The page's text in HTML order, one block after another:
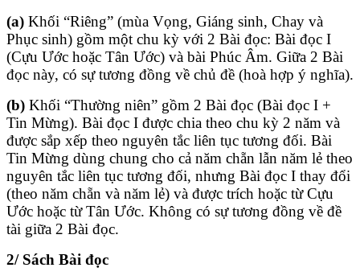
(a) Khối “Riêng” (mùa Vọng, Giáng sinh, Chay và
Phục sinh) gồm một chu kỳ với 2 Bài đọc: Bài đọc I
(Cựu Ước hoặc Tân Ước) và bài Phúc Âm. Giữa 2 Bài
đọc này, có sự tương đồng về chủ đề (hoà hợp ý nghĩa).
(b) Khối “Thường niên” gồm 2 Bài đọc (Bài đọc I +
Tin Mừng). Bài đọc I được chia theo chu kỳ 2 năm và
được sắp xếp theo nguyên tắc liên tục tương đối. Bài
Tin Mừng dùng chung cho cả năm chẵn lẫn năm lẻ theo
nguyên tắc liên tục tương đối, nhưng Bài đọc I thay đổi
(theo năm chẵn và năm lẻ) và được trích hoặc từ Cựu
Ước hoặc từ Tân Ước. Không có sự tương đồng về đề
tài giữa 2 Bài đọc.
2/ Sách Bài đọc